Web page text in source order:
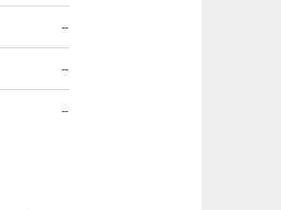
-
-
-